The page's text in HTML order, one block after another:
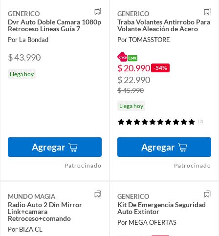
GENERICO
Dvr Auto Doble Camara 1080p
Retroceso Lineas Guía 7
Por La Bondad
$ 43.990
Llega hoy
Agregar
Patrocinado
GENERICO
Traba Volantes Antirrobo Para
Volante Aleación de Acero
Por TOMASSTORE
$ 20.990 -54%
$ 22.990
$ 45.990
Llega hoy
(2)
Agregar
Patrocinado
MUNDO MAGIA
Radio Auto 2 Din Mirror
Link+camara
Retroceso+comando
Por BIZA.CL
GENERICO
Kit De Emergencia Seguridad
Auto Extintor
Por MEGA OFERTAS